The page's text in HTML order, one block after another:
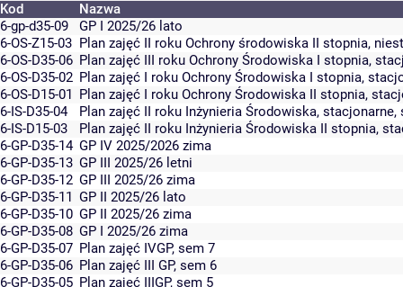
Kod
Nazwa
6-gp-d35-09
GP I 2025/26 lato
6-OS-Z15-03 Plan zajęć II roku Ochrony środowiska II stopnia,
6-OS-D35-06 Plan zajęć III roku Ochrony Środowiska I stopnia,
6-OS-D35-02 Plan zajęć I roku Ochrony Środowiska I stopnia,
6-OS-D15-01 Plan zajęć I roku Ochrony Środowiska II stopnia,
6-IS-D35-04
Plan zajęć II roku Inżynieria Środowiska, stacjonarne,
6-IS-D15-03
Plan zajęć II roku Inżynieria Środowiska II stopnia,
6-GP-D35-14 GP IV 2025/2026 zima
6-GP-D35-13 GP III 2025/26 letni
6-GP-D35-12 GP III 2025/26 zima
6-GP-D35-11 GP II 2025/26 lato
6-GP-D35-10 GP II 2025/26 zima
6-GP-D35-08 GP I 2025/26 zima
6-GP-D35-07 Plan zajęć IVGP, sem 7
6-GP-D35-06 Plan zajęć III GP, sem 6
6-GP-D35-05 Plan zajęć IIIGP, sem 5